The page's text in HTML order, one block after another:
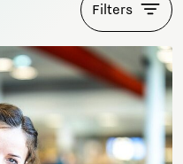
Filters